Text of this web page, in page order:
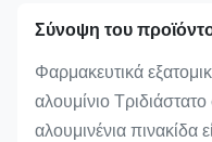
Σύνοψη του
Φαρμακευτικά
αλουμίνιο
αλουμινένια πινακίδα